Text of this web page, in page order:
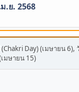
.ย. 2568
Day) (เมษายน
มษายน 15)